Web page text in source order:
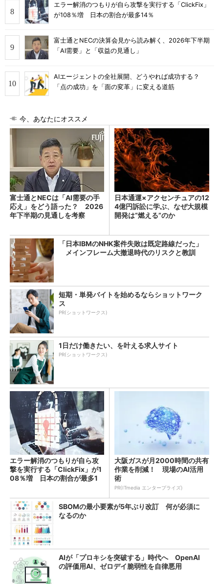
エラー解消のつもりが自ら攻撃を実行する「ClickFix」
が108％増 日本の割合が最多14％
富士通とNECの決算会見から読み解く、2026年下半期
「AI需要」と「収益の見通し」
AIエージェントの全社展開、どうやれば成功する？
「点の成功」を「面の変革」に変える道筋
今、あなたにオススメ
富士通とNECは「AI需要の手
応え」をどう語った？ 2026
年下半期の見通しを考察
日本通運×アクセンチュアの12
4億円訴訟に学ぶ、なぜ大規模
開発は“燃える”のか
「日本IBMのNHK案件失敗は既定路線だった」
メインフレーム大撤退時代のリスクと教訓
短期・単発バイトを始めるならショットワーク
ス
PR(ショットワークス)
1日だけ働きたい、を叶える求人サイト
PR(ショットワークス)
エラー解消のつもりが自ら攻
撃を実行する「ClickFix」が1
08％増 日本の割合が最多1
大阪ガスが月2000時間の共有
作業を削減！ 現場のAI活用
術
PR(ITmedia エンタープライズ)
SBOMの最小要素が5年ぶり改訂 何が必須に
なるのか
AIが「プロキシを突破する」時代へ OpenAI
の評価用AI、ゼロデイ脆弱性を自律悪用